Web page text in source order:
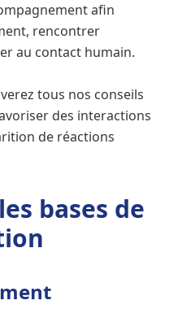
afin
rencontrer
au contact humain.
tous nos conseils
des interactions
de réactions
bases de